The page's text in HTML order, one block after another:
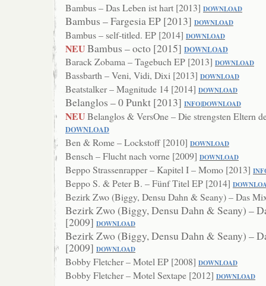
Bambus – Das Leben ist hart [2013] DOWNLOAD
Bambus – Fargesia EP [2013] DOWNLOAD
Bambus – self-titled. EP [2014] DOWNLOAD
NEUBambus – octo [2015] DOWNLOAD
Barack Zobama – Tagebuch EP [2013] DOWNLOAD
Bassbarth – Veni, Vidi, Dixi [2013] DOWNLOAD
Beatstalker – Magnitude 14 [2014] DOWNLOAD
Belanglos – 0 Punkt [2013] INFO|DOWNLOAD
NEUBelanglos & VersOne – Die strengsten Eltern
DOWNLOAD
Ben & Rome – Lockstoff [2010] DOWNLOAD
Bensch – Flucht nach vorne [2009] DOWNLOAD
Beppo Strassenrapper – Kapitel I – Momo [2013]
Beppo S. & Peter B. – Fünf Titel EP [2014] DOWNL
Bezirk Zwo (Biggy, Densu Dahn & Seany) – Das
Bezirk Zwo (Biggy, Densu Dahn & Seany) –
[2009] DOWNLOAD
Bezirk Zwo (Biggy, Densu Dahn & Seany) –
[2009] DOWNLOAD
Bobby Fletcher – Motel EP [2008] DOWNLOAD
Bobby Fletcher – Motel Sextape [2012] DOWNLOAD